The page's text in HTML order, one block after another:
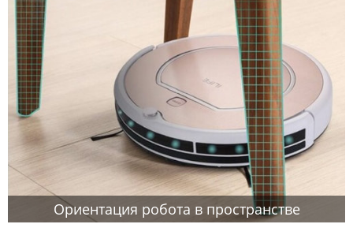
Ориентация робота в пространстве